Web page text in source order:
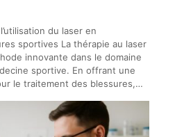
du laser en
sportives La thérapie au laser
innovante dans le domaine
sportive. En offrant une
le traitement des blessures,…